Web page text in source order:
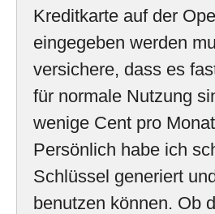
Kreditkarte auf der
eingegeben werden
versichere, dass es
für normale Nutzung
wenige Cent pro
Persönlich habe ich
Schlüssel generiert
benutzen können. Ob